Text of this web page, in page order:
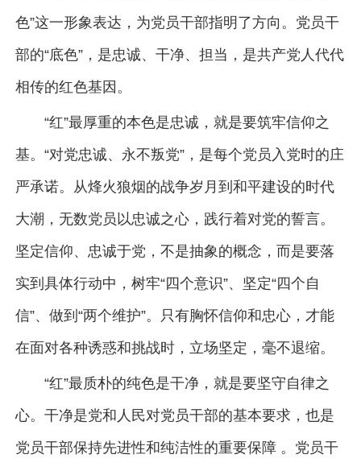
色”这一形象表达，为党员干部指明了方向。党员干
部的“底色”，是忠诚、干净、担当，是共产党人代代
相传的红色基因。
“红”最厚重的本色是忠诚，就是要筑牢信仰之
基。“对党忠诚、永不叛党”，是每个党员入党时的庄
严承诺。从烽火狼烟的战争岁月到和平建设的时代
大潮，无数党员以忠诚之心，践行着对党的誓言。
坚定信仰、忠诚于党，不是抽象的概念，而是要落
实到具体行动中，树牢“四个意识”、坚定“四个自
信”、做到“两个维护”。只有胸怀信仰和忠心，才能
在面对各种诱惑和挑战时，立场坚定，毫不退缩。
“红”最质朴的纯色是干净，就是要坚守自律之
心。干净是党和人民对党员干部的基本要求，也是
党员干部保持先进性和纯洁性的重要保障 。党员干